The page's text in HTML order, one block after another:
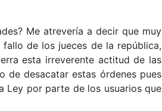
Me atrevería a decir que muy
de los jueces de la república,
esta irreverente actitud de las
de desacatar estas órdenes pues
Ley por parte de los usuarios que